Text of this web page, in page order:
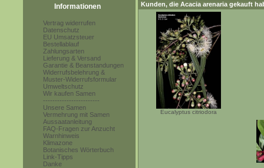
Informationen
Vertrag widerrufen
Datenschutz
EU Umsatzsteuer
Bestellablauf
Zahlungsarten
Lieferung & Versand
Garantie & Beanstandungen
Widerrufsbelehrung &
Muster-Widerrufsformular
Umweltschutz
Wir kaufen Samen
------------------------
Unsere Samen
Vermehrung mit Samen
Aussaatanleitung
FAQ-Fragen zur Anzucht
Warnhinweis
Klimazone
Botanisches Wörterbuch
Link-Tipps
Danke
Kunden, die Acacia arenaria gekauft
Eucalyptus citriodora